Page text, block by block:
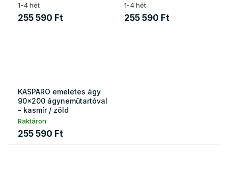
1-4 hét
255 590 Ft
1-4 hét
255 590 Ft
KASPARO emeletes ágy
90x200 ágyneműtartóval
- kasmír / zöld
Raktáron
255 590 Ft